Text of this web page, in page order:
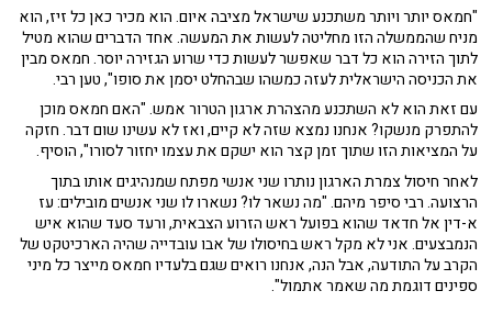
"חמאס יותר ויותר משתכנע שישראל מציבה איום. הוא מכיר כאן כל זיז, הוא
מניח שהממשלה הזו מחליטה לעשות את המעשה. אחד הדברים שהוא מטיל
לתוך הזירה הוא כל דבר שאפשר לעשות כדי שרוע הגזירה יוסר. חמאס מבין
את הכניסה הישראלית לעזה כמשהו שבהחלט יסמן את סופו", טען רבי.
עם זאת הוא לא השתכנע מהצהרת ארגון הטרור אמש. "האם חמאס מוכן
להתפרק מנשקו? אנחנו נמצא שזה לא קיים, ואז לא עשינו שום דבר. חזקה
על המציאות הזו שתוך זמן קצר הוא ישקם את עצמו יחזור לסורו", הוסיף.
לאחר חיסול צמרת הארגון נותרו שני אנשי מפתח שמנהיגים אותו בתוך
הרצועה. רבי סיפר מיהם. "מה נשאר לו? נשארו לו שני אנשים מובילים: עז
א-דין אל חדאד שהוא בפועל ראש הזרוע הצבאית, ורעד סעד שהוא איש
הנמבצעים. אני לא מקל ראש בחיסולו של אבו עובדייה שהיה הארכיטקט של
הקרב על התודעה, אבל הנה, אנחנו רואים שגם בלעדיו חמאס מייצר כל מיני
ספינים דוגמת מה שאמר אתמול".